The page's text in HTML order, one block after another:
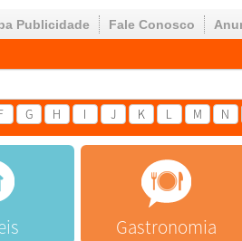
Publicidade Fale Conosco
G H I J K L M N
Gastronomia